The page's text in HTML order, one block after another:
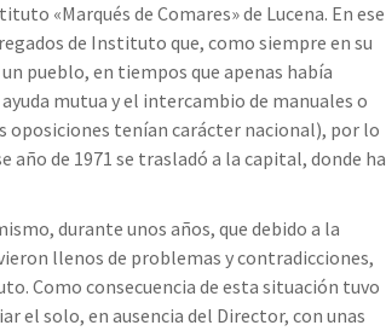
«Marqués de Comares» de Lucena. En ese
de Instituto que, como siempre en su
pueblo, en tiempos que apenas había
mutua y el intercambio de manuales o
oposiciones tenían carácter nacional), por lo
año de 1971 se trasladó a la capital, donde ha
durante unos años, que debido a la
llenos de problemas y contradicciones,
Como consecuencia de esta situación tuvo
el solo, en ausencia del Director, con unas